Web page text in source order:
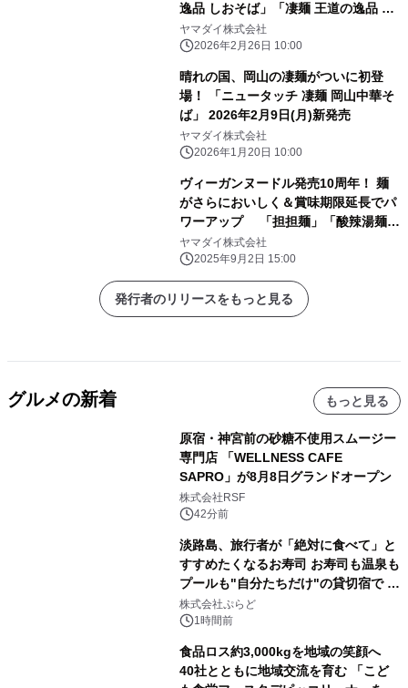
逸品 しおそば」「凄麺 王道の逸品 中
華そば」 2026年3月16日(月)新発売
ヤマダイ株式会社
2026年2月26日 10:00
晴れの国、岡山の凄麺がついに初登
場！ 「ニュータッチ 凄麺 岡山中華そ
ば」 2026年2月9日(月)新発売
ヤマダイ株式会社
2026年1月20日 10:00
ヴィーガンヌードル発売10周年！ 麺
がさらにおいしく＆賞味期限延長でパ
ワーアップ 「担担麺」「酸辣湯麺」
「醤油」 2025年9月15日(月)リニュー
アル発売＆3大キャンペーン
ヤマダイ株式会社
2025年9月2日 15:00
発行者のリリースをもっと見る
グルメの新着 もっと見る
原宿・神宮前の砂糖不使用スムージー
専門店 「WELLNESS CAFE
SAPRO」が8月8日グランドオープン
株式会社RSF
42分前
淡路島、旅行者が「絶対に食べて」と
すすめたくなるお寿司 お寿司も温泉も
プールも"自分たちだけ"の貸切宿で 1
日1組限定「岩屋温泉 絵島別庭 海と
森」の握り寿司プラン
株式会社ぷらど
1時間前
食品ロス約3,000kgを地域の笑顔へ
40社とともに地域交流を育む 「こど